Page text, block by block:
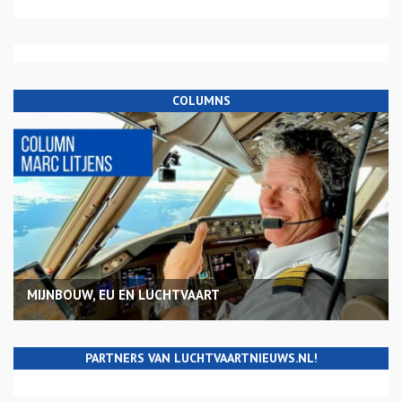
COLUMNS
MIJNBOUW, EU EN LUCHTVAART
PARTNERS VAN LUCHTVAARTNIEUWS.NL!